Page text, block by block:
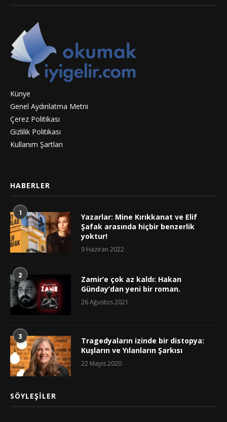
Künye
Genel Aydınlatma Metni
Çerez Politikası
Gizlilik Politikası
Kullanım Şartları
HABERLER
1
Yazarlar: Mine Kırıkkanat ve Elif
Şafak arasında hiçbir benzerlik
yoktur!
9 Haziran 2022
2
Zamir’e çok az kaldı: Hakan
Günday’dan yeni bir roman.
26 Ağustos 2021
3
Tragedyaların izinde bir distopya:
Kuşların ve Yılanların Şarkısı
22 Mayıs 2020
SÖYLEŞILER